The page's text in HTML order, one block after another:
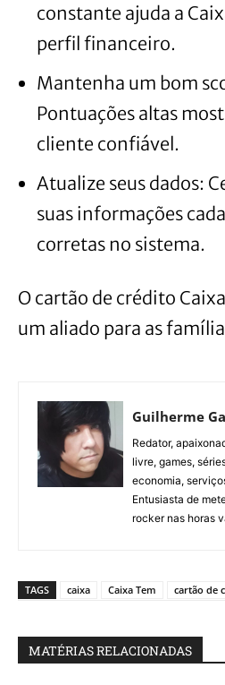
constante ajuda a
perfil financeiro.
Mantenha um bom
Pontuações altas
cliente confiável.
Atualize seus dados:
suas informações
corretas no sistema.
O cartão de crédito
um aliado para as
Guilherme
Redator,
livre, games,
economia,
Entusiasta de
rocker nas horas
TAGS caixa Caixa Tem cartão de
MATÉRIAS RELACIONADAS